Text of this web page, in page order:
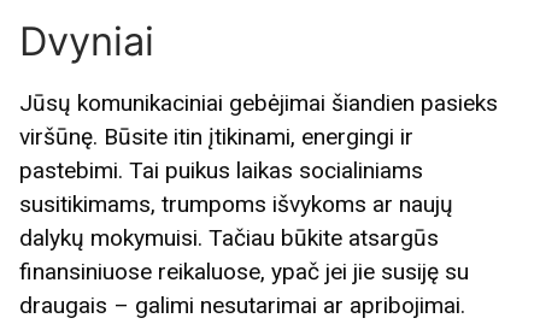
Dvyniai
Jūsų komunikaciniai gebėjimai šiandien pasieks
viršūnę. Būsite itin įtikinami, energingi ir
pastebimi. Tai puikus laikas socialiniams
susitikimams, trumpoms išvykoms ar naujų
dalykų mokymuisi. Tačiau būkite atsargūs
finansiniuose reikaluose, ypač jei jie susiję su
draugais – galimi nesutarimai ar apribojimai.